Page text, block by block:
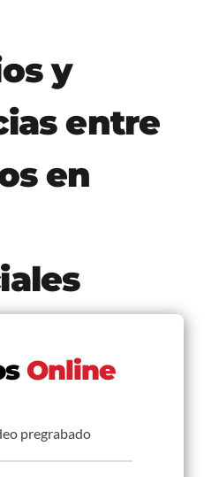
y
entre
en
Online
pregrabado